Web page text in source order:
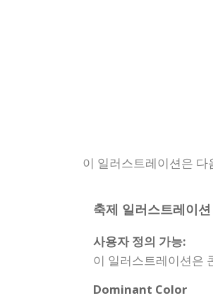
이 일러스트레이션은
축제 일러스트레이
사용자 정의 가능:
이 일러스트레이션은
Dominant Color